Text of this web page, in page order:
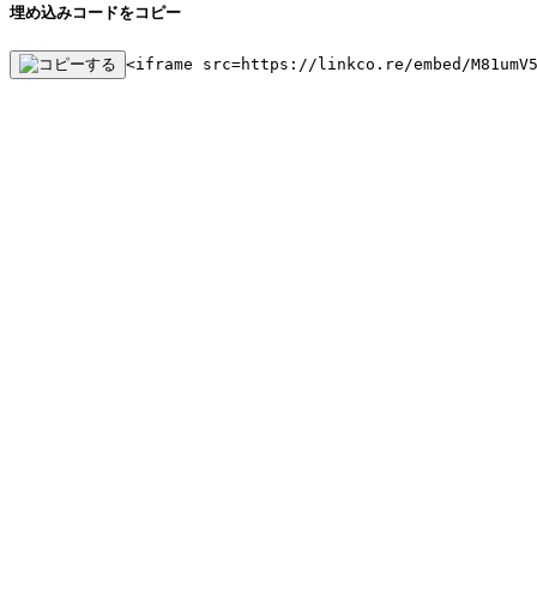
埋め込みコードをコピー
<iframe src=https://linkco.re/embed/